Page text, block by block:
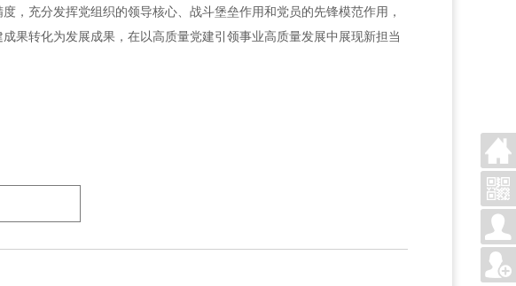
，充分发挥党组织的领导核心、战斗堡垒作用和党员的先锋模范作用，
果转化为发展成果，在以高质量党建引领事业高质量发展中展现新担当